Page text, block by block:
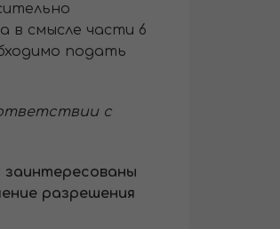
в смысле части 6
подать
с
заинтересованы
разрешения